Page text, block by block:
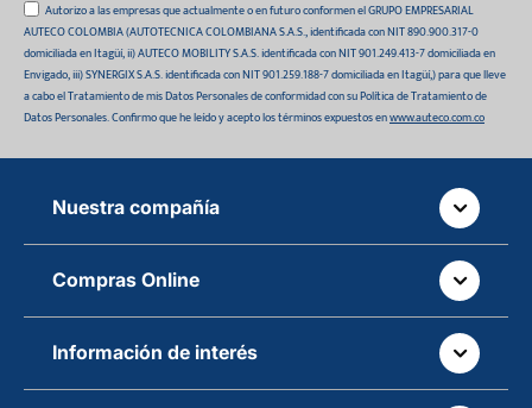
Autorizo a las empresas que actualmente o en futuro conformen el GRUPO EMPRESARIAL
AUTECO COLOMBIA (AUTOTECNICA COLOMBIANA S.A.S., identificada con NIT 890.900.317-0
domiciliada en Itagüí, ii) AUTECO MOBILITY S.A.S. identificada con NIT 901.249.413-7 domiciliada en
Envigado, iii) SYNERGIX S.A.S. identificada con NIT 901.259.188-7 domiciliada en Itagüí,) para que lleve
a cabo el Tratamiento de mis Datos Personales de conformidad con su Política de Tratamiento de
Datos Personales. Confirmo que he leído y acepto los términos expuestos enwww.auteco.com.co
Nuestra compañía
Quiénes somos
Auteco sostenible
Movilidad Segura
Compras Online
¿Dónde está tu pedido?
Información de interés
Manual de partes de vehículos